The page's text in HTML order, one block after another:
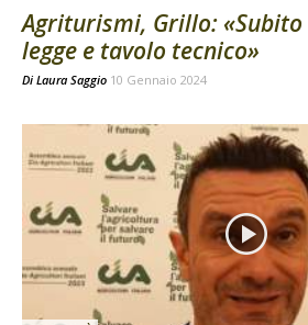
Agriturismi, Grillo: «Subito
legge e tavolo tecnico»
Di Laura Saggio 10 Gennaio 2024